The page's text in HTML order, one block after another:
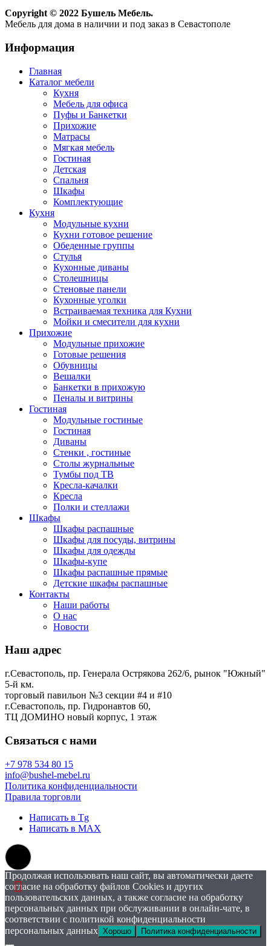
Copyright © 2022 Бушель Мебель.
Мебель для дома в наличии и под заказ в Севастополе
Информация
Главная
Каталог мебели
Кухня
Мебель для офиса
Пуфы и Банкетки
Прихожие
Матрасы
Мягкая мебель
Гостиная
Детская
Спальня
Шкафы
Комплектующие
Кухня
Модульные кухни
Кухни готовое решение
Обеденные группы
Стулья
Кухонные диваны
Столешницы
Стеновые панели
Кухонные уголки
Встраиваемая техника для Кухни
Мойки и смесители для кухни
Прихожие
Модульные прихожие
Готовые решения
Обувницы
Вешалки
Банкетки в прихожую
Пеналы и витрины
Гостиная
Модульные гостиные
Гостиная
Диваны
Стенки , гостиные
Столы журнальные
Тумбы под ТВ
Кресла-качалки
Кресла
Полки и стеллажи
Шкафы
Шкафы распашные
Шкафы для посуды, витрины
Шкафы для одежды
Шкафы-купе
Шкафы распашные прямые
Детские шкафы распашные
Контакты
Наши работы
О нас
Новости
Наш адрес
г.Севастополь, пр. Генерала Острякова 262/6, рынок "Южный"
5-й км.
торговый павильон №3 секции #4 и #10
г.Севастополь, пр. Гидронавтов 60,
ТЦ ДОМИНО новый корпус, 1 этаж
Связаться с нами
+7 978 534 80 15
info@bushel-mebel.ru
Политика конфиденциальности
Правила торговли
Написать в Tg
Написать в MAX
Продолжая использовать наш сайт, вы автоматически даете
согласие на обработку файлов Cookies и других
пользовательских данных, а также согласие на обработку
персональных данных при обслуживании в онлайн-чате, в
соответствии с политикой конфиденциальности
персональных данных Хорошо Политика конфиденциальности